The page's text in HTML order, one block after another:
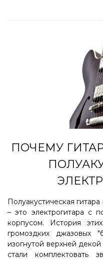
ПОЧЕМУ
Полуакустическая
– это электрогитара с
корпусом. История
громоздких джазовых
изогнутой верхней
стали комплектовать